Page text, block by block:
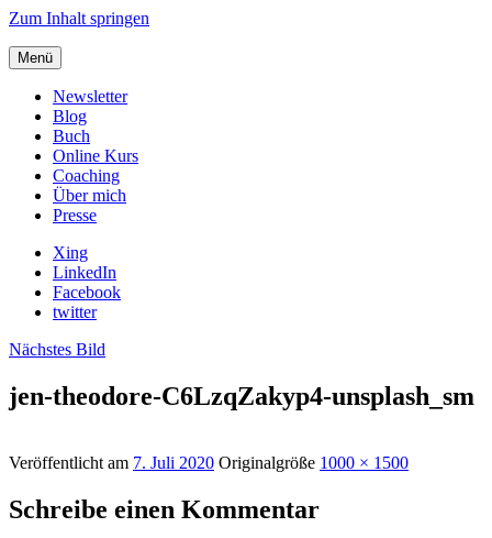
Zum Inhalt springen
Menü
Newsletter
Blog
Buch
Online Kurs
Coaching
Über mich
Presse
Xing
LinkedIn
Facebook
twitter
Nächstes Bild
jen-theodore-C6LzqZakyp4-unsplash_sm
Veröffentlicht am 7. Juli 2020 Originalgröße 1000 × 1500
Schreibe einen Kommentar